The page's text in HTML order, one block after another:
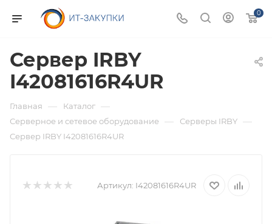
0
Сервер IRBY
I42081616R4UR
Главная — Каталог —
Серверное и сетевое оборудование — Серверы IRBY —
Сервер IRBY I42081616R4UR
Артикул: I42081616R4UR